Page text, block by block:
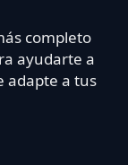
completo
ayudarte a
adapte a tus